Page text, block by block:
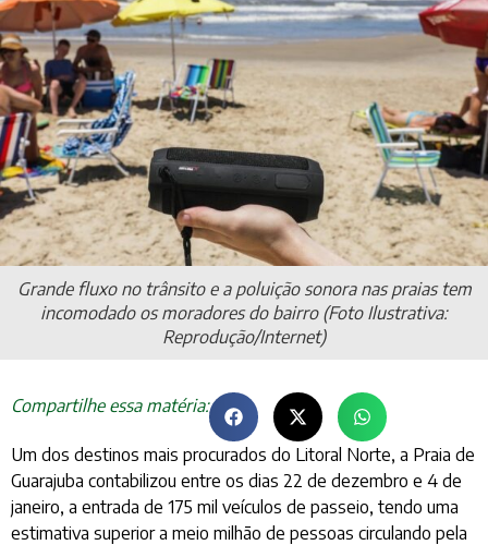
Grande fluxo no trânsito e a poluição sonora nas praias tem
incomodado os moradores do bairro (Foto Ilustrativa:
Reprodução/Internet)
Compartilhe essa matéria:
Um dos destinos mais procurados do Litoral Norte, a Praia de
Guarajuba contabilizou entre os dias 22 de dezembro e 4 de
janeiro, a entrada de 175 mil veículos de passeio, tendo uma
estimativa superior a meio milhão de pessoas circulando pela